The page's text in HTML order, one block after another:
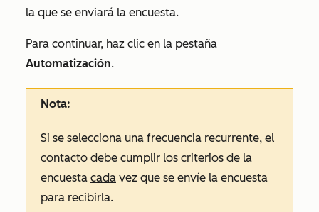
la que se enviará la encuesta.
Para continuar, haz clic en la pestaña
Automatización.
Nota:
Si se selecciona una frecuencia recurrente, el
contacto debe cumplir los criterios de la
encuesta cada vez que se envíe la encuesta
para recibirla.